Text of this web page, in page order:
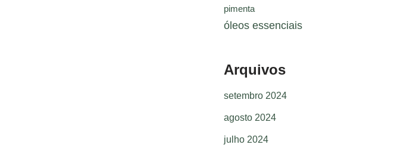
pimenta
óleos essenciais
Arquivos
setembro 2024
agosto 2024
julho 2024